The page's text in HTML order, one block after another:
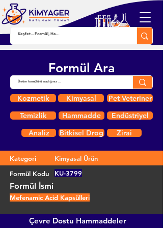
Formül Ara
Kozmetik Kimyasal
Pet Veteriner
Temizlik
Hammadde
Endüstriyel
Analiz
Bitkisel Drog Zirai
Kategori
Kimyasal Ürün
Formül Kodu
KU-3799
Formül İsmi
Mefenamic Acid Kapsülleri
Çevre Dostu Hammaddeler